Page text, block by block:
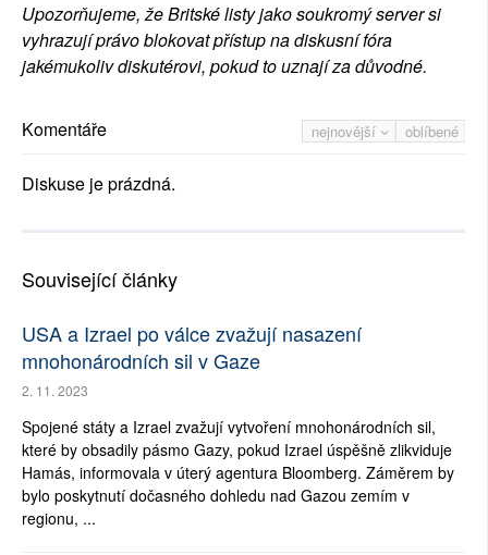
Upozorňujeme, že Britské listy jako soukromý server si
vyhrazují právo blokovat přístup na diskusní fóra
jakémukoliv diskutérovi, pokud to uznají za důvodné.
nejnovější oblíbené
Komentáře
Diskuse je prázdná.
Související články
USA a Izrael po válce zvažují nasazení
mnohonárodních sil v Gaze
2. 11. 2023
Spojené státy a Izrael zvažují vytvoření mnohonárodních sil,
které by obsadily pásmo Gazy, pokud Izrael úspěšně zlikviduje
Hamás, informovala v úterý agentura Bloomberg. Záměrem by
bylo poskytnutí dočasného dohledu nad Gazou zemím v
regionu, ...